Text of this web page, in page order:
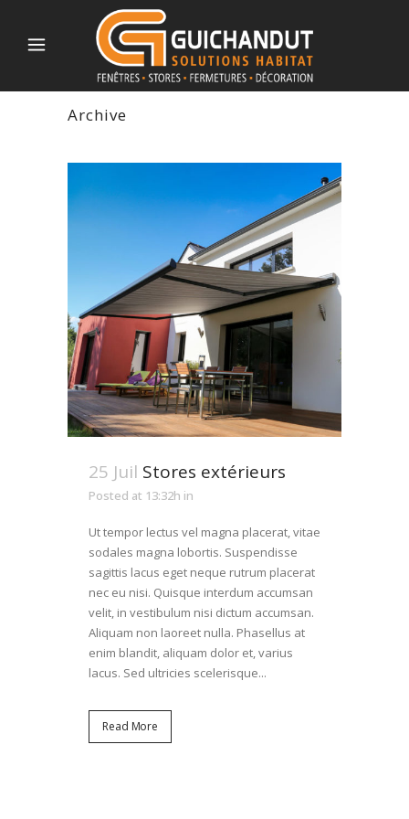
Archive
25 Juil Stores extérieurs
Posted at 13:32h in
Ut tempor lectus vel magna placerat, vitae
sodales magna lobortis. Suspendisse
sagittis lacus eget neque rutrum placerat
nec eu nisi. Quisque interdum accumsan
velit, in vestibulum nisi dictum accumsan.
Aliquam non laoreet nulla. Phasellus at
enim blandit, aliquam dolor et, varius
lacus. Sed ultricies scelerisque...
Read More